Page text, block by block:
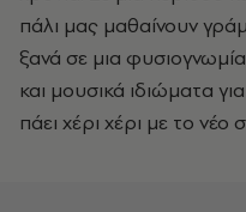
πάλι μας μαθαίνουν
ξανά σε μια
και μουσικά ιδιώματα
πάει χέρι χέρι με το